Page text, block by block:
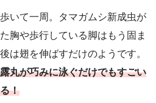
いて一周。タマガムシ新成虫が
胸や歩行している脚はもう固ま
は翅を伸ばすだけのようです。
丸が巧みに泳ぐだけでもすごい
！